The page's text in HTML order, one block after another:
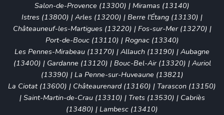
Salon-de-Provence (13300) | Miramas (13140)
Istres (13800) | Arles (13200) | Berre l'Étang (13130) |
Châteauneuf-les-Martigues (13220) | Fos-sur-Mer (13270) |
Port-de-Bouc (13110) | Rognac (13340)
Les Pennes-Mirabeau (13170) | Allauch (13190) | Aubagne
(13400) | Gardanne (13120) | Bouc-Bel-Air (13320) | Auriol
(13390) | La Penne-sur-Huveaune (13821)
La Ciotat (13600) | Châteaurenard (13160) | Tarascon (13150)
| Saint-Martin-de-Crau (13310) | Trets (13530) | Cabriès
(13480) | Lambesc (13410)